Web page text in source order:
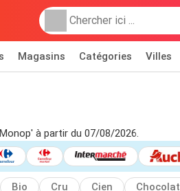
Magasins Catégories Villes
à partir du 07/08/2026.
Bio Cru Cien Chocolat